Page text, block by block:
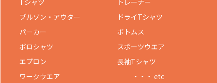
ブルゾン・アウター
ドライTシャツ
パーカー
ボトムス
ポロシャツ
スポーツウエア
エプロン
長袖Tシャツ
ワークウエア
・・・ etc